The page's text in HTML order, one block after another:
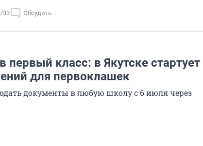
733 Обсудить
первый класс: в Якутске стартует
для первоклашек
документы в любую школу с 6 июля через